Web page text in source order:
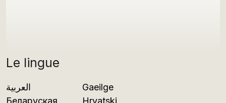
Le lingue
العربية
Беларуская
Gaeilge
Hrvatski